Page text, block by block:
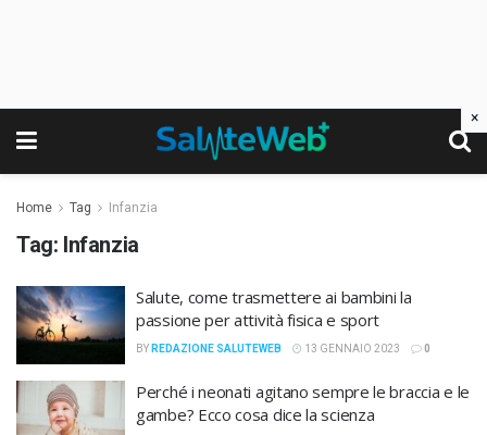
Home Tag Infanzia
Tag: Infanzia
Salute, come trasmettere ai bambini la
passione per attività fisica e sport
BY REDAZIONE SALUTEWEB 13 GENNAIO 2023 0
Perché i neonati agitano sempre le braccia e le
gambe? Ecco cosa dice la scienza
×